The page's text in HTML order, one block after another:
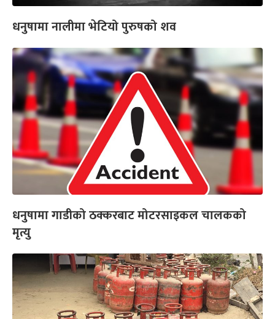
धनुषामा नालीमा भेटियो पुरुषको शव
धनुषामा गाडीको ठक्करबाट मोटरसाइकल चालकको
मृत्यु